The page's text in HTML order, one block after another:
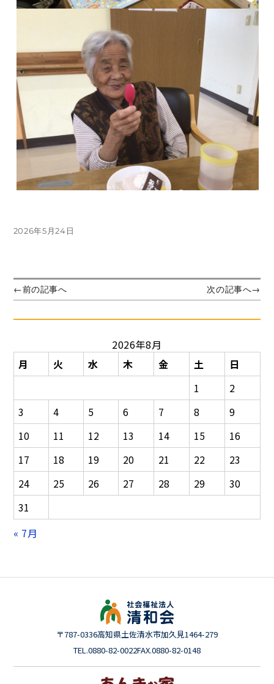
投
2026年5月24日
投
稿
ナ
ゲ
ー
シ
ン
前
の
稿:
←前の記事へ
の
稿:
次の記事へ→
2026年8月
月
火 水 木 金 土
日
1
2
3
4 5 6 7 8
9
10
11 12 13 14 15
16
17
18 19 20 21 22
23
24
25 26 27 28 29
30
31
« 7月
〒787-0336高知県土佐清水市加久見1464-279
TEL.0880-82-0022FAX.0880-82-0148